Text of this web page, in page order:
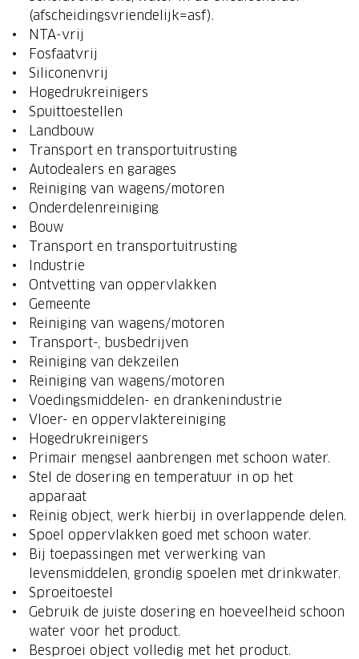
(afscheidingsvriendelijk=asf).
NTA-vrij
Fosfaatvrij
Siliconenvrij
Hogedrukreinigers
Spuittoestellen
Landbouw
Transport en transportuitrusting
Autodealers en garages
Reiniging van wagens/motoren
Onderdelenreiniging
Bouw
Transport en transportuitrusting
Industrie
Ontvetting van oppervlakken
Gemeente
Reiniging van wagens/motoren
Transport-, busbedrijven
Reiniging van dekzeilen
Reiniging van wagens/motoren
Voedingsmiddelen- en drankenindustrie
Vloer- en oppervlaktereiniging
Hogedrukreinigers
Primair mengsel aanbrengen met schoon water.
Stel de dosering en temperatuur in op het
apparaat
Reinig object, werk hierbij in overlappende delen.
Spoel oppervlakken goed met schoon water.
Bij toepassingen met verwerking van
levensmiddelen, grondig spoelen met drinkwater.
Sproeitoestel
Gebruik de juiste dosering en hoeveelheid schoon
water voor het product.
Besproei object volledig met het product.